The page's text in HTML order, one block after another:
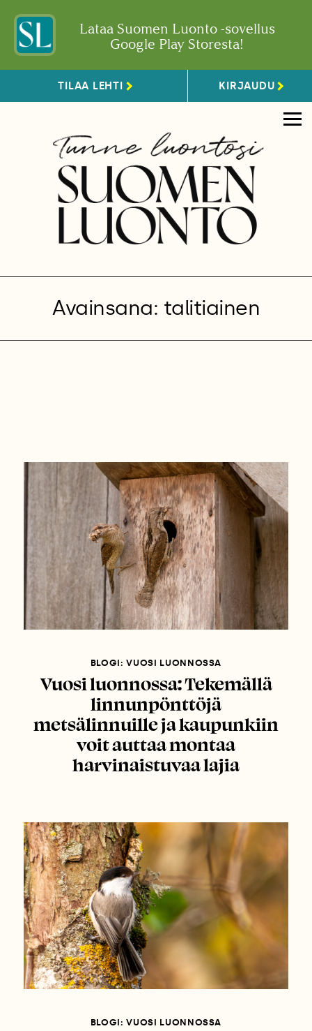
Lataa Suomen Luonto -sovellus
Google Play Storesta!
TILAA LEHTI KIRJAUDU
Avainsana: talitiainen
BLOGI: VUOSI LUONNOSSA
Vuosi luonnossa: Tekemällä
linnunpönttöjä
metsälinnuille ja kaupunkiin
voit auttaa montaa
harvinaistuvaa lajia
BLOGI: VUOSI LUONNOSSA